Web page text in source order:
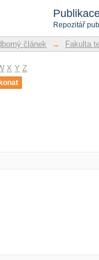
Repozitář
článek → Fakulta
X Y Z